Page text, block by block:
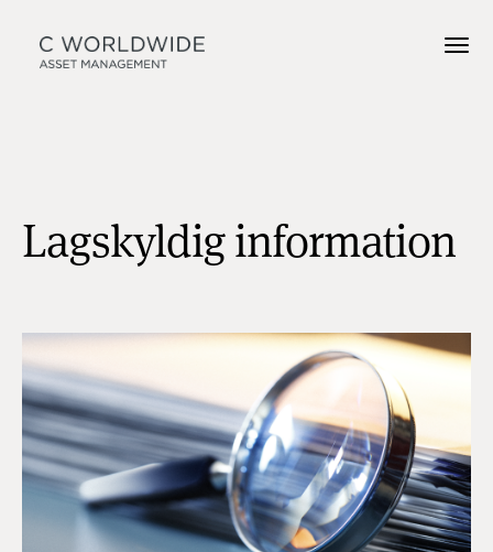
Lagskyldig information